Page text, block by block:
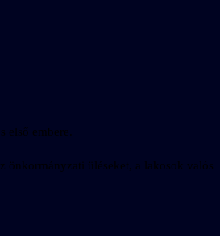
első embere.
önkormányzati üléseket, a lakosok valós